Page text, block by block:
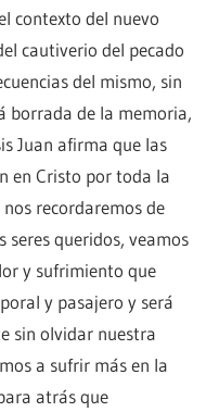
contexto del nuevo
cautiverio del pecado
del mismo, sin
borrada de la memoria,
Juan afirma que las
en Cristo por toda la
recordaremos de
seres queridos, veamos
y sufrimiento que
y pasajero y será
sin olvidar nuestra
a sufrir más en la
atrás que